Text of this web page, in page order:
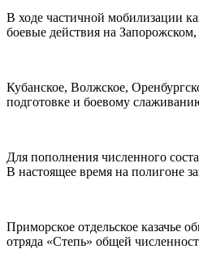
В ходе частичной мобилизации
боевые действия на
Кубанское, Волжское,
подготовке и боевому
Для пополнения численного
В настоящее время на полигоне
Приморское отдельское казачье
отряда «Степь» общей